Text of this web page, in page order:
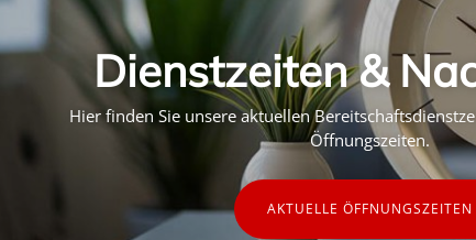
Dienstzeiten &
Hier finden Sie unsere aktuellen
Öffnungszeiten.
AKTUELLE ÖFFNUNGSZEITEN